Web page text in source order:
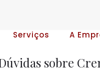
Serviços A
sobre